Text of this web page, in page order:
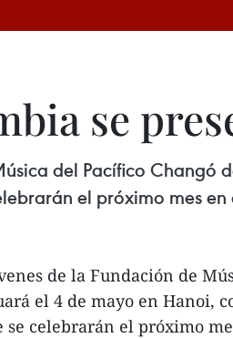
se
del Pacífico
el próximo mes
de la Fundación de
el 4 de mayo en Hanoi,
se celebrarán el próximo